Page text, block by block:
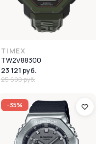
TIMEX
TW2V88300
23 121 руб.
25 690 руб.
-35%